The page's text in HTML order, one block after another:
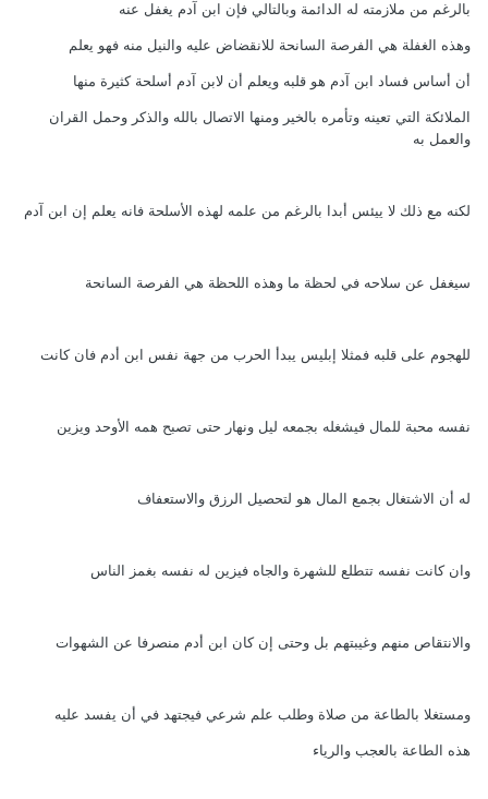
بالرغم من ملازمته له الدائمة وبالتالي فإن ابن آدم يغفل عنه
وهذه الغفلة هي الفرصة السانحة للانقضاض عليه والنيل منه فهو يعلم
أن أساس فساد ابن آدم هو قلبه ويعلم أن لابن آدم أسلحة كثيرة منها
الملائكة التي تعينه وتأمره بالخير ومنها الاتصال بالله والذكر وحمل القران
والعمل به
لكنه مع ذلك لا ييئس أبدا بالرغم من علمه لهذه الأسلحة فانه يعلم إن ابن آدم
سيغفل عن سلاحه في لحظة ما وهذه اللحظة هي الفرصة السانحة
للهجوم على قلبه فمثلا إبليس يبدأ الحرب من جهة نفس ابن أدم فان كانت
نفسه محبة للمال فيشغله بجمعه ليل ونهار حتى تصبح همه الأوحد ويزين
له أن الاشتغال بجمع المال هو لتحصيل الرزق والاستعفاف
وان كانت نفسه تتطلع للشهرة والجاه فيزين له نفسه بغمز الناس
والانتقاص منهم وغيبتهم بل وحتى إن كان ابن أدم منصرفا عن الشهوات
ومستغلا بالطاعة من صلاة وطلب علم شرعي فيجتهد في أن يفسد عليه
هذه الطاعة بالعجب والرياء